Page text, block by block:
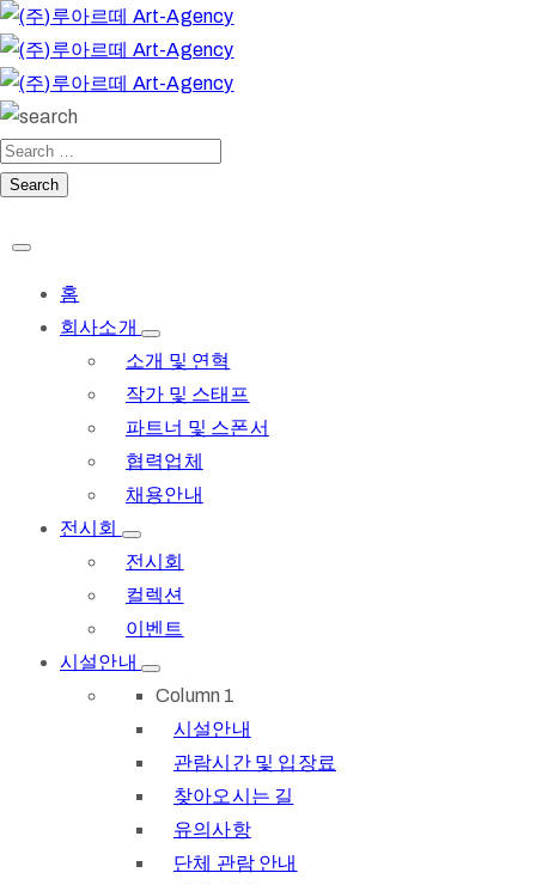
홈
회사소개
소개 및 연혁
작가 및 스태프
파트너 및 스폰서
협력업체
채용안내
전시회
전시회
컬렉션
이벤트
시설안내
Column 1
시설안내
관람시간 및 입장료
찾아오시는 길
유의사항
단체 관람 안내